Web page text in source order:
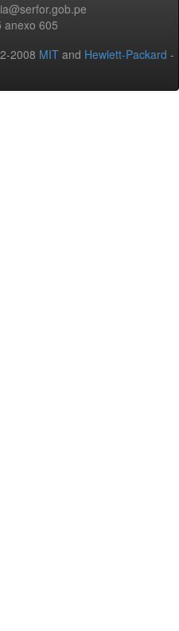
anexo 605
2008 MIT and Hewlett-Packard -